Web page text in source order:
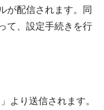
が配信されます。同
て、設定手続きを行
より送信されます。